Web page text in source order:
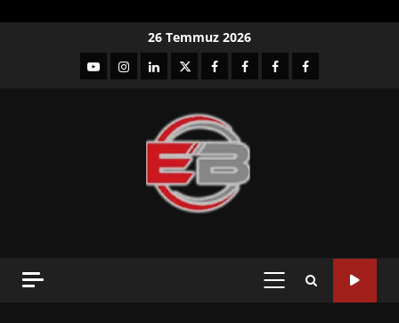
26 Temmuz 2026
YouTubeInstagram
LinkedIntwitterfacebook-Facebook-
Facebook-Facebook-
PRIMARY